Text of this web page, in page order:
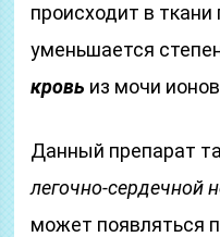
происходит в ткани
уменьшается
кровь из мочи
Данный препарат
легочно-сердечной
может появляться